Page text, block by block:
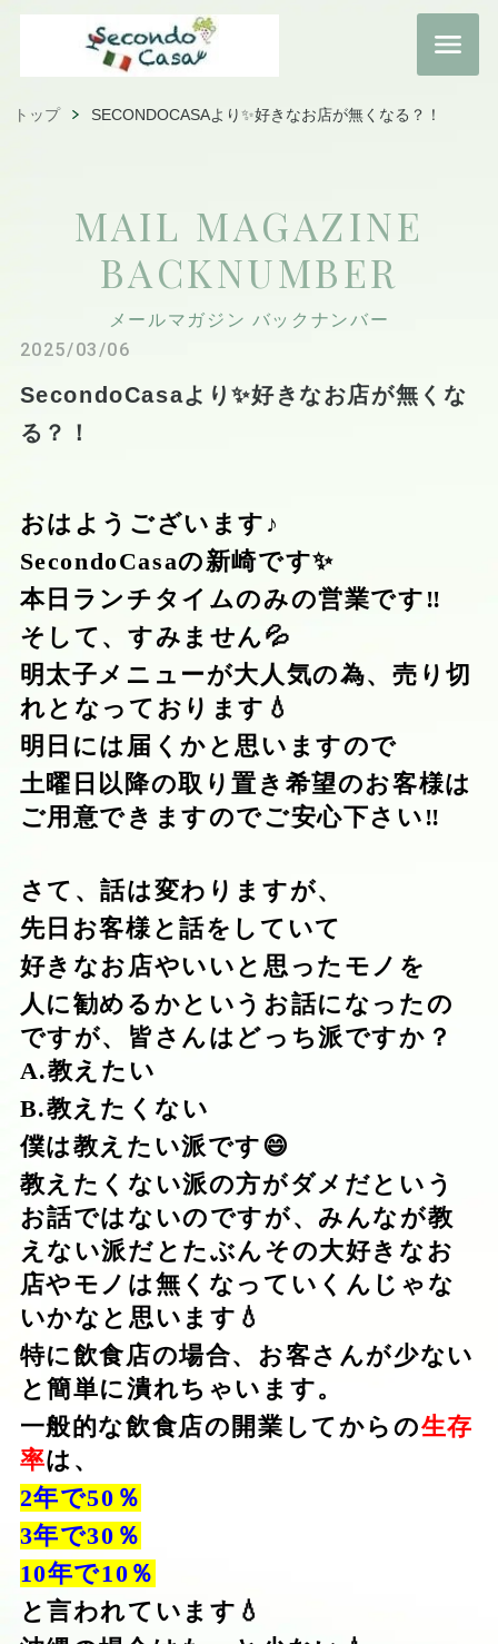
トップ SECONDOCASAより✨好きなお店が無くなる？！
MAIL MAGAZINE
BACKNUMBER
メールマガジン バックナンバー
2025/03/06
SecondoCasaより✨好きなお店が無くな
る？！
おはようございます♪
SecondoCasaの新崎です✨
本日ランチタイムのみの営業です‼️
そして、すみません💦
明太子メニューが大人気の為、売り切
れとなっております💧
明日には届くかと思いますので
土曜日以降の取り置き希望のお客様は
ご用意できますのでご安心下さい‼️
さて、話は変わりますが、
先日お客様と話をしていて
好きなお店やいいと思ったモノを
人に勧めるかというお話になったの
ですが、皆さんはどっち派ですか？
A.教えたい
B.教えたくない
僕は教えたい派です😄
教えたくない派の方がダメだという
お話ではないのですが、みんなが教
えない派だとたぶんその大好きなお
店やモノは無くなっていくんじゃな
いかなと思います💧
特に飲食店の場合、お客さんが少ない
と簡単に潰れちゃいます。
一般的な飲食店の開業してからの生存
率は、
2年で50％
3年で30％
10年で10％
と言われています💧